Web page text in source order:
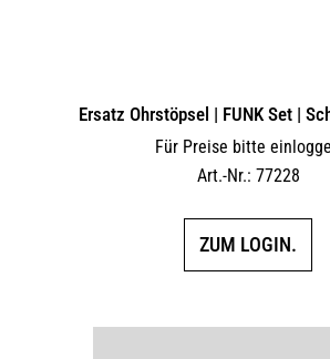
Ersatz Ohrstöpsel | FUNK Set |
Für Preise bitte
Art.-Nr.: 77228
ZUM LOGIN.